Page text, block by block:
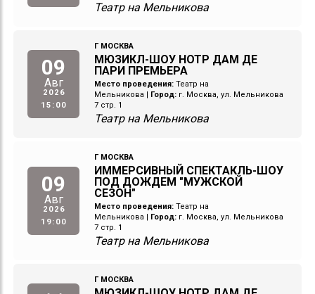
Театр на Мельникова
09
Авг
2026
15:00
Г МОСКВА
МЮЗИКЛ-ШОУ НОТР ДАМ ДЕ
ПАРИ ПРЕМЬЕРА
Место проведения: Театр на
Мельникова
Город: г. Москва, ул. Мельникова
7 стр. 1
Театр на Мельникова
09
Авг
2026
19:00
Г МОСКВА
ИММЕРСИВНЫЙ СПЕКТАКЛЬ-ШОУ
ПОД ДОЖДЕМ "МУЖСКОЙ
СЕЗОН"
Место проведения: Театр на
Мельникова
Город: г. Москва, ул. Мельникова
7 стр. 1
Театр на Мельникова
Г МОСКВА